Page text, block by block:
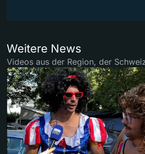
Weitere News
Videos aus der Region, der